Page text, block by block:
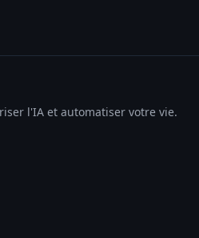
l'IA et automatiser votre vie.